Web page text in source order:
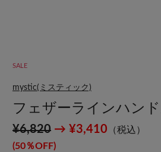
SALE
mystic(ミスティック)
フェザーラインハン
¥6,820 → ¥3,410 （税込）
(50％OFF)